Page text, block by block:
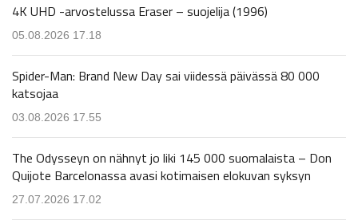
4K UHD -arvostelussa Eraser – suojelija (1996)
05.08.2026 17.18
Spider-Man: Brand New Day sai viidessä päivässä 80 000
katsojaa
03.08.2026 17.55
The Odysseyn on nähnyt jo liki 145 000 suomalaista – Don
Quijote Barcelonassa avasi kotimaisen elokuvan syksyn
27.07.2026 17.02